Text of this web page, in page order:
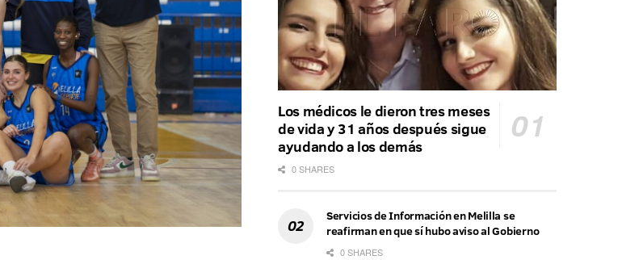
Los médicos le dieron tres meses
de vida y 31 años después sigue
ayudando a los demás
0 SHARES
Servicios de Información en Melilla se
reafirman en que sí hubo aviso al Gobierno
0 SHARES